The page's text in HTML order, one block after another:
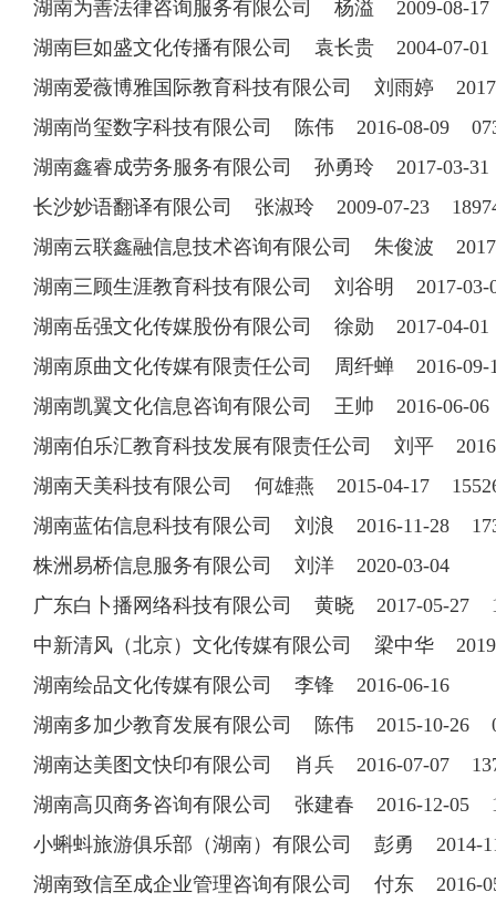
湖南为善法律咨询服务有限公司 杨溢 2009-08-
湖南巨如盛文化传播有限公司 袁长贵 2004-07-
湖南爱薇博雅国际教育科技有限公司 刘雨婷
湖南尚玺数字科技有限公司 陈伟 2016-08-09
湖南鑫睿成劳务服务有限公司 孙勇玲 2017-03-
长沙妙语翻译有限公司 张淑玲 2009-07-23
湖南云联鑫融信息技术咨询有限公司 朱俊波
湖南三顾生涯教育科技有限公司 刘谷明 2017-
湖南岳强文化传媒股份有限公司 徐勋 2017-04-
湖南原曲文化传媒有限责任公司 周纤蝉 2016-
湖南凯翼文化信息咨询有限公司 王帅 2016-06-
湖南伯乐汇教育科技发展有限责任公司 刘平
湖南天美科技有限公司 何雄燕 2015-04-17
湖南蓝佑信息科技有限公司 刘浪 2016-11-28
株洲易桥信息服务有限公司 刘洋 2020-03-04
广东白卜播网络科技有限公司 黄晓 2017-05-27
中新清风（北京）文化传媒有限公司 梁中华
湖南绘品文化传媒有限公司 李锋 2016-06-16
湖南多加少教育发展有限公司 陈伟 2015-10-26
湖南达美图文快印有限公司 肖兵 2016-07-07
湖南高贝商务咨询有限公司 张建春 2016-12-05
小蝌蚪旅游俱乐部（湖南）有限公司 彭勇
湖南致信至成企业管理咨询有限公司 付东